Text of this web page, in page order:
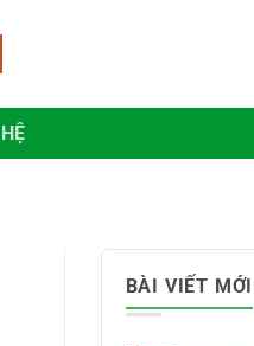
BÀI VIẾT MỚI